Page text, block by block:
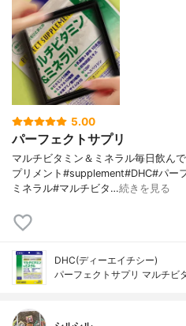
5.00
パーフェクトサプリ
マルチビタミン＆ミネラル毎日飲ん
プリメント#supplement#DHC#パー
ミネラル#マルチビタ…続きを見る
DHC(ディーエイチシー)
パーフェクトサプリ マルチビ